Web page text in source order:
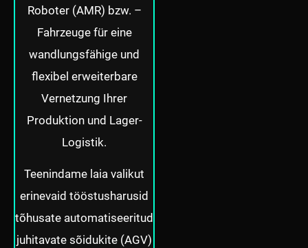
Roboter (AMR) bzw. –
Fahrzeuge für eine
wandlungsfähige und
flexibel erweiterbare
Vernetzung Ihrer
Produktion und Lager-
Logistik.
Teenindame laia valikut
erinevaid tööstusharusid
tõhusate automatiseeritud
juhitavate sõidukite (AGV)